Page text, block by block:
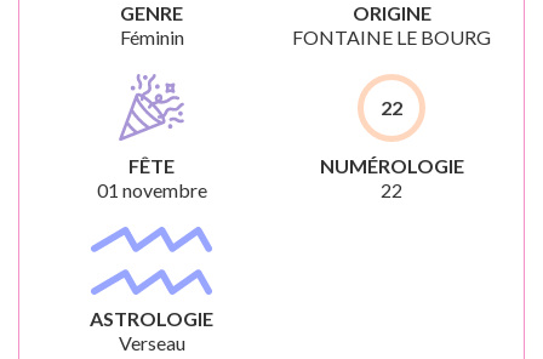
GENRE
Féminin
ORIGINE
FONTAINE LE BOURG
FÊTE
01 novembre
22
NUMÉROLOGIE
22
ASTROLOGIE
Verseau